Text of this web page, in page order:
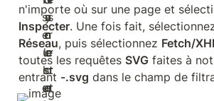
Inspecter
Réseau, puis sélectionnez Fetch/
toutes les requêtes SVG faites à
entrant -.svg dans le champ de